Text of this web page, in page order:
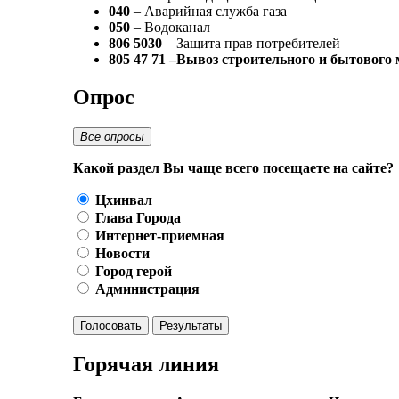
040 – Аварийная служба газа
050 – Водоканал
806 5030 – Защита прав потребителей
805 47 71 –Вывоз строительного и бытового
Опрос
Все опросы
Какой раздел Вы чаще всего посещаете на сайте?
Цхинвал
Глава Города
Интернет-приемная
Новости
Город герой
Администрация
Голосовать Результаты
Горячая линия